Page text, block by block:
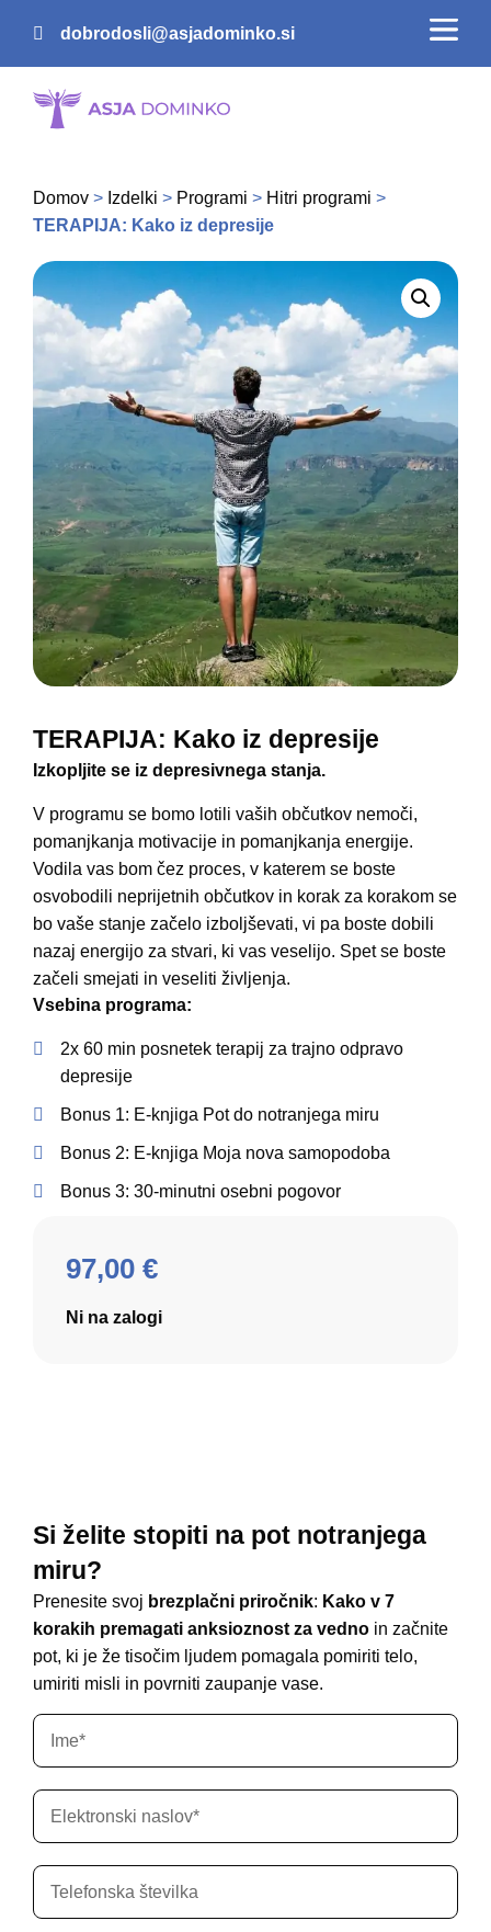
dobrodosli@asjadominko.si
Domov > Izdelki > Programi > Hitri programi >
TERAPIJA: Kako iz depresije
TERAPIJA: Kako iz depresije
Izkopljite se iz depresivnega stanja.
V programu se bomo lotili vaših občutkov nemoči,
pomanjkanja motivacije in pomanjkanja energije.
Vodila vas bom čez proces, v katerem se boste
osvobodili neprijetnih občutkov in korak za korakom se
bo vaše stanje začelo izboljševati, vi pa boste dobili
nazaj energijo za stvari, ki vas veselijo. Spet se boste
začeli smejati in veseliti življenja.
Vsebina programa:
2x 60 min posnetek terapij za trajno odpravo
depresije
Bonus 1: E-knjiga Pot do notranjega miru
Bonus 2: E-knjiga Moja nova samopodoba
Bonus 3: 30-minutni osebni pogovor
97,00 €
Ni na zalogi
Si želite stopiti na pot notranjega
miru?
Prenesite svoj brezplačni priročnik: Kako v 7
korakih premagati anksioznost za vedno in začnite
pot, ki je že tisočim ljudem pomagala pomiriti telo,
umiriti misli in povrniti zaupanje vase.